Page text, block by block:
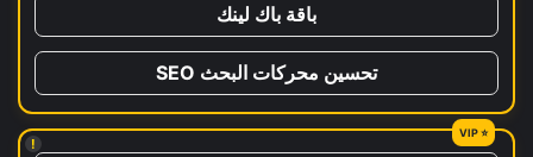
باقة باك لينك
تحسين محركات البحث SEO
!